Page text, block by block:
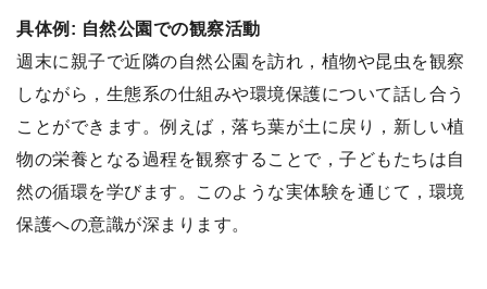
具体例: 自然公園での観察活動
週末に親子で近隣の自然公園を訪れ，植物や昆虫を観察
しながら，生態系の仕組みや環境保護について話し合う
ことができます。例えば，落ち葉が土に戻り，新しい植
物の栄養となる過程を観察することで，子どもたちは自
然の循環を学びます。このような実体験を通じて，環境
保護への意識が深まります。